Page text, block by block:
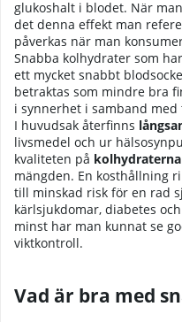
glukoshalt i blodet. När
det denna effekt man
påverkas när man
Snabba kolhydrater som
ett mycket snabbt
betraktas som mindre bra
i synnerhet i samband med
I huvudsak återfinns
livsmedel och ur
kvaliteten på kolhydraterna
mängden. En kosthållning
till minskad risk för en rad
kärlsjukdomar, diabetes
minst har man kunnat se
viktkontroll.
Vad är bra med